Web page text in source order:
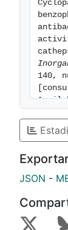
140,
JSON -